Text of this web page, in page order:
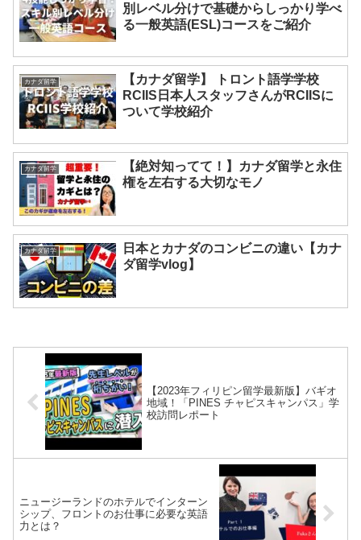
別レベル分けで基礎からしっかり学べ
る一般英語(ESL)コースをご紹介
カナダ留学
【カナダ留学】 トロント語学学校
RCIIS日本人スタッフさんがRCIISに
ついて学校紹介
カナダ留学
【絶対知ってて！】カナダ留学と永住
権を左右する大切なモノ
カナダ留学
日本とカナダのコンビニの違い【カナ
ダ留学vlog】
【2023年フィリピン留学最新版】バギオ
地域！「PINES チャピスキャンパス」学
校訪問レポート
ニュージーランドのホテルでインターン
シップ、フロントのお仕事に必要な英語
力とは？